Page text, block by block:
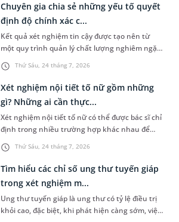
Thứ Sáu, 24 tháng 7, 2026
Chuyên gia chia sẻ những yếu tố quyết
định độ chính xác c...
Kết quả xét nghiệm tin cậy được tạo nên từ
một quy trình quản lý chất lượng nghiêm ngặt,
xuyên suốt từ trước, trong và sau xét nghiệm.
Theo PGS.TS Nguyễn Thái Sơn - Giám đốc Hệ
thống Xét nghiệm MEDLATEC, chỉ khi mỗi công
đoạn đều được thực hiện đúng quy trình và
kiểm soát chặt chẽ, kết quả xét nghiệm mới
thực sự có giá trị trong phát hiện bệnh, hỗ trợ
chẩn đoán và theo dõi hiệu quả điều trị.
Thứ Sáu, 24 tháng 7, 2026
Xét nghiệm nội tiết tố nữ gồm những
gì? Những ai cần thực...
Xét nghiệm nội tiết tố nữ có thể được bác sĩ chỉ
định trong nhiều trường hợp khác nhau để
đánh giá về tình trạng sức khỏe của chị em, đặc
biệt là sức khỏe sinh sản. Vậy loại xét nghiệm
này bao gồm những gì? Những ai cần xét
Tìm hiểu các chỉ số ung thư tuyến giáp
trong xét nghiệm m...
Ung thư tuyến giáp là ung thư có tỷ lệ điều trị
khỏi cao, đặc biệt, khi phát hiện càng sớm, việc